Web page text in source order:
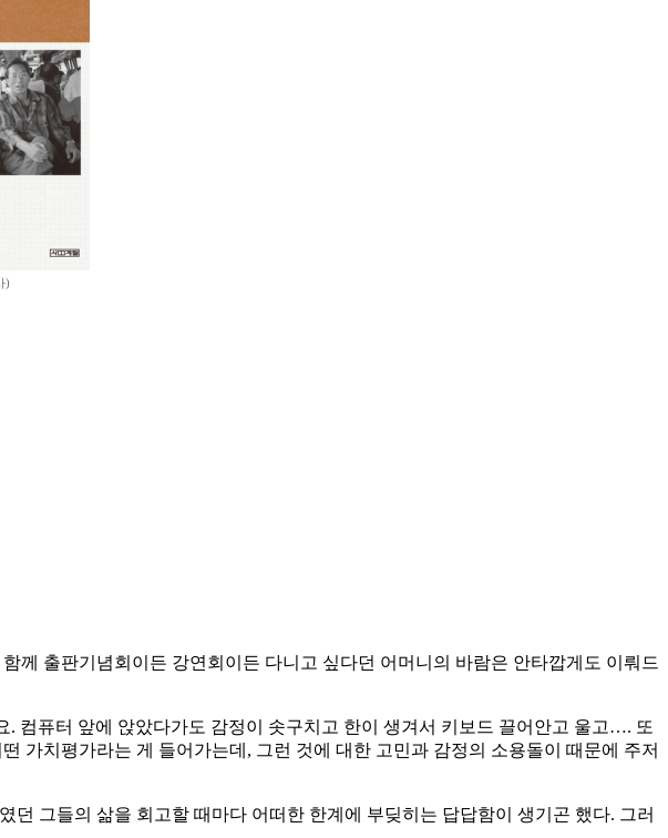
)
께 출판기념회이든 강연회이든 다니고 싶다던 어머니의 바람은 안타깝게도 이뤄드
컴퓨터 앞에 앉았다가도 감정이 솟구치고 한이 생겨서 키보드 끌어안고 울고…. 또
가치평가라는 게 들어가는데, 그런 것에 대한 고민과 감정의 소용돌이 때문에 주저
그들의 삶을 회고할 때마다 어떠한 한계에 부딪히는 답답함이 생기곤 했다. 그러